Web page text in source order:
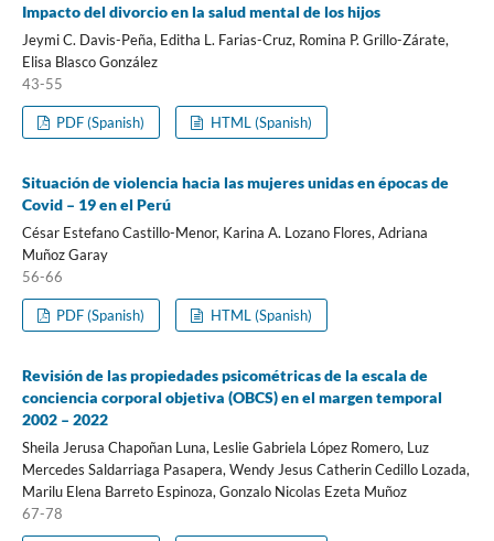
Impacto del divorcio en la salud mental de los hijos
Jeymi C. Davis-Peña, Editha L. Farias-Cruz, Romina P. Grillo-Zárate,
Elisa Blasco González
43-55
PDF (Spanish) HTML (Spanish)
Situación de violencia hacia las mujeres unidas en épocas de
Covid – 19 en el Perú
César Estefano Castillo-Menor, Karina A. Lozano Flores, Adriana
Muñoz Garay
56-66
PDF (Spanish) HTML (Spanish)
Revisión de las propiedades psicométricas de la escala de
conciencia corporal objetiva (OBCS) en el margen temporal
2002 – 2022
Sheila Jerusa Chapoñan Luna, Leslie Gabriela López Romero, Luz
Mercedes Saldarriaga Pasapera, Wendy Jesus Catherin Cedillo Lozada,
Marilu Elena Barreto Espinoza, Gonzalo Nicolas Ezeta Muñoz
67-78